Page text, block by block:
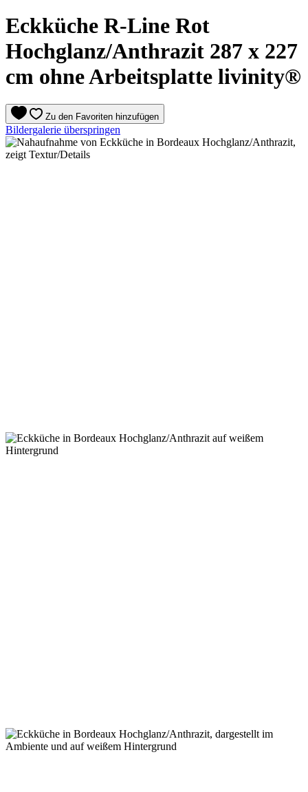
Eckküche R-Line Rot
Hochglanz/Anthrazit 287 x 227
cm ohne Arbeitsplatte livinity®
Zu den Favoriten hinzufügen
Bildergalerie überspringen